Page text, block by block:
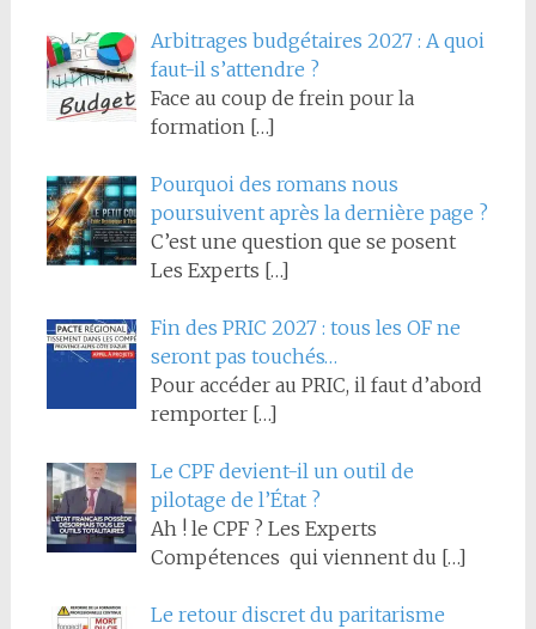
Arbitrages budgétaires 2027 : A quoi
faut-il s’attendre ?
Face au coup de frein pour la
formation […]
Pourquoi des romans nous
poursuivent après la dernière page ?
C’est une question que se posent
Les Experts […]
Fin des PRIC 2027 : tous les OF ne
seront pas touchés…
Pour accéder au PRIC, il faut d’abord
remporter […]
Le CPF devient-il un outil de
pilotage de l’État ?
Ah ! le CPF ? Les Experts
Compétences qui viennent du […]
Le retour discret du paritarisme